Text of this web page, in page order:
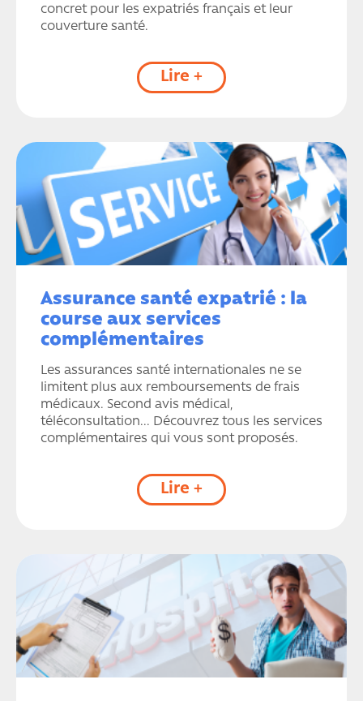
concret pour les expatriés français et leur
couverture santé.
Lire +
Assurance santé expatrié : la
course aux services
complémentaires
Les assurances santé internationales ne se
limitent plus aux remboursements de frais
médicaux. Second avis médical,
téléconsultation... Découvrez tous les services
complémentaires qui vous sont proposés.
Lire +